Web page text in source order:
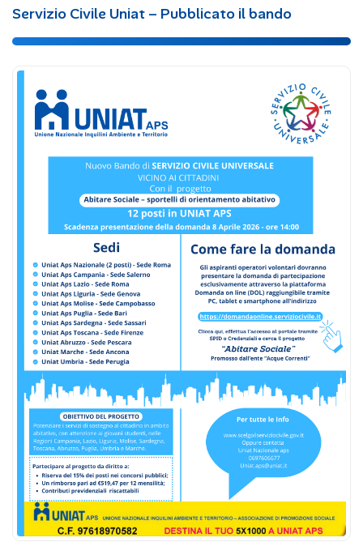
Servizio Civile Uniat – Pubblicato il bando